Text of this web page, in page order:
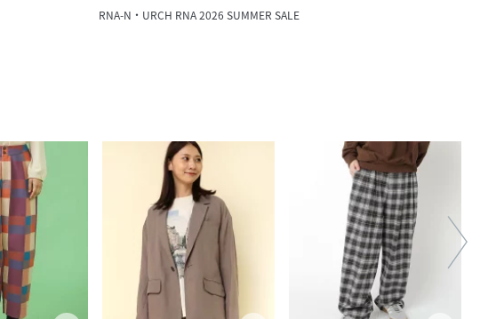
RNA-N・URCH RNA 2026 SUMMER SALE